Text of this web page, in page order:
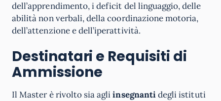
dell’apprendimento, i deficit del linguaggio, delle
abilità non verbali, della coordinazione motoria,
dell’attenzione e dell’iperattività.
Destinatari e Requisiti di
Ammissione
Il Master è rivolto sia agliinsegnantidegli istituti